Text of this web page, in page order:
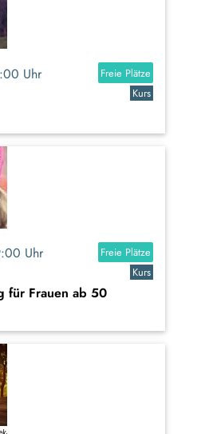
Uhr
Freie Plätze
Kurs
Uhr
Freie Plätze
Kurs
für Frauen ab 50